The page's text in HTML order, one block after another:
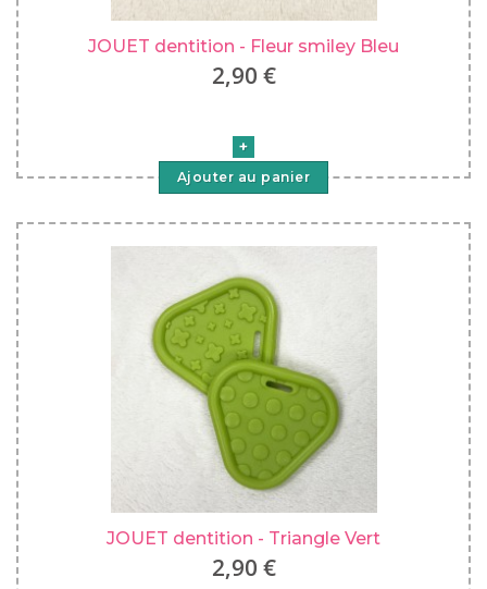
JOUET dentition - Fleur smiley Bleu
2,90 €
Ajouter au panier
JOUET dentition - Triangle Vert
2,90 €